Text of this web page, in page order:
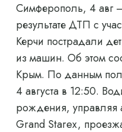
Симферополь, 4 авг
результате ДТП с
Керчи пострадали
из машин. Об этом
Крым. По данным
4 августа в 12:50.
рождения, управляя
Grand Starex,